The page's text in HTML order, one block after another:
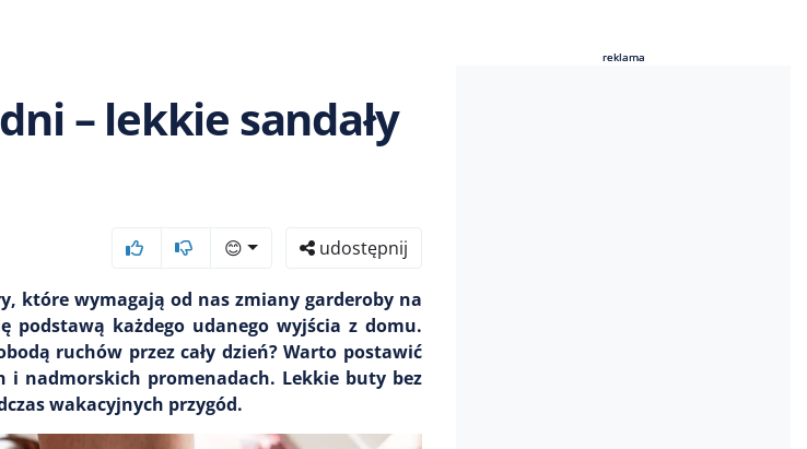
– lekkie sandały
😊 udostępnij
które wymagają od nas zmiany garderoby na
podstawą każdego udanego wyjścia z domu.
ruchów przez cały dzień? Warto postawić
nadmorskich promenadach. Lekkie buty bez
wakacyjnych przygód.
reklama
reklama